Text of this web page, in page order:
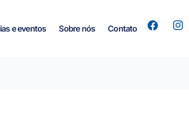
e eventos Sobre nós Contato